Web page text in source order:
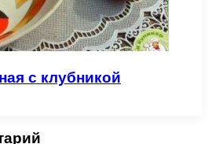
с клубникой